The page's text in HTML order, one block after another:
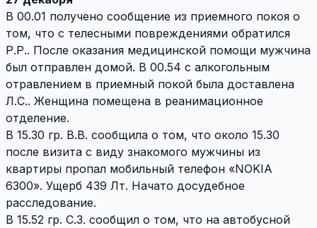
В 00.01 получено сообщение из приемного покоя о
том, что с телесными повреждениями обратился
Р.Р.. После оказания медицинской помощи мужчина
был отправлен домой. В 00.54 с алкогольным
отравлением в приемный покой была доставлена
Л.С.. Женщина помещена в реанимационное
отделение.
В 15.30 гр. В.В. сообщила о том, что около 15.30
после визита с виду знакомого мужчины из
квартиры пропал мобильный телефон «NOKIA
6300». Ущерб 439 Лт. Начато досудебное
расследование.
В 15.52 гр. С.З. сообщил о том, что на автобусной